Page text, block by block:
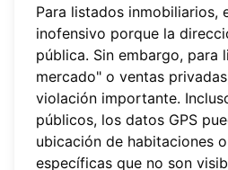
Para listados inmobiliarios,
inofensivo porque la
pública. Sin embargo, para
mercado" o ventas
violación importante.
públicos, los datos GPS
ubicación de habitaciones
específicas que no son